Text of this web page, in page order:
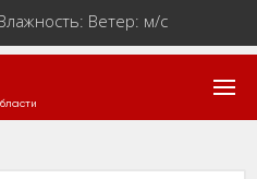
Ветер: м/с